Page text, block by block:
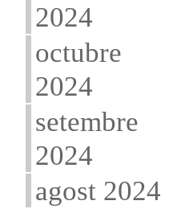
2024
octubre
2024
setembre
2024
agost 2024